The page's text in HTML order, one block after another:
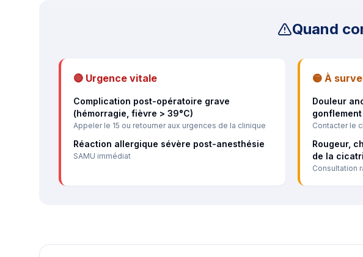
Quand
🔴 Urgence vitale
Complication post-opératoire grave
(hémorragie, fièvre > 39°C)
Appeler le 15 ou retourner aux urgences de la clinique
Réaction allergique sévère post-anesthésie
SAMU immédiat
🟡 À
Douleur
Contacter le
Rougeur,
de la
Consultation